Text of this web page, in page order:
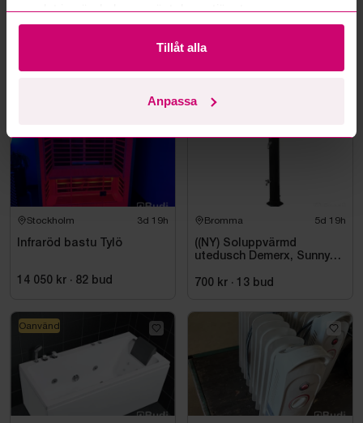
samlat in när du har använt deras tjänster.
Tillåt alla
Anpassa
Mer från samma kategori
Stockholm 3d 19h
Infraröd bastu Tylö
14 050 kr · 82 bud
Bromma 5d 19h
((NY) Soluppvärmd
utedusch Demerx, Sunny
700 kr · 13 bud
Oanvänd